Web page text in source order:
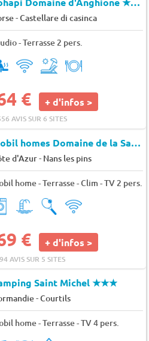
-Castellare di casinca
- Terrasse 2 pers.
€ + d'infos >
AVIS SUR 6 SITES
Mobil homes Domaine de la Sainte Baume
d'Azur- Nans les pins
home - Terrasse - Clim - TV 2 pers.
€ + d'infos >
AVIS SUR 5 SITES
Saint Michel★★★
-Courtils
home - Terrasse - TV 4 pers.